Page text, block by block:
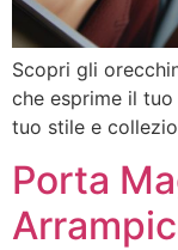
Scopri gli
che esprime il tuo
tuo stile e
Porta